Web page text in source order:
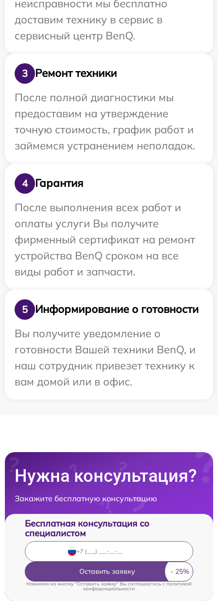
неисправности мы бесплатно
доставим технику в сервис в
сервисный центр BenQ.
3
Ремонт техники
После полной диагностики мы
предоставим на утверждение
точную стоимость, график работ и
займемся устранением неполадок.
4
Гарантия
После выполнения всех работ и
оплаты услуги Вы получите
фирменный сертификат на ремонт
устройства BenQ сроком на все
виды работ и запчасти.
5
Информирование о готовности
Вы получите уведомление о
готовности Вашей техники BenQ, и
наш сотрудник привезет технику к
вам домой или в офис.
Нужна консультация?
Закажите бесплатную консультацию
Бесплатная консультация со
специалистом
Оставить заявку
Нажимая на кнопку "Оставить заявку" Вы соглашаетесь cполитикой
конфиденциальности